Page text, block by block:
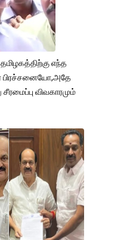
எந்த
பிரச்சனையோ,அதே
விவகாரமும்